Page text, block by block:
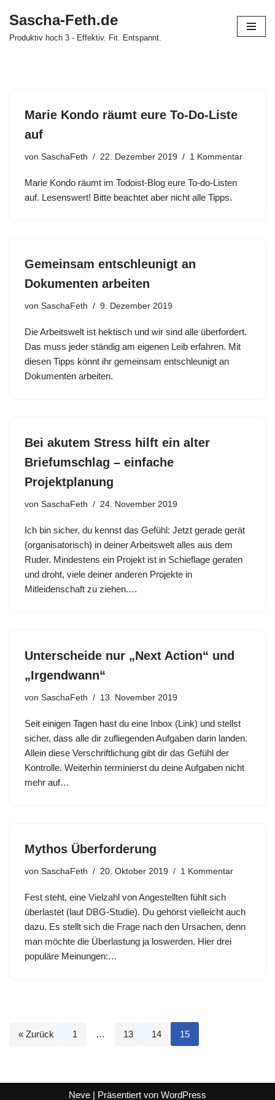
Zum
Sascha-Feth.de
Produktiv hoch 3 - Effektiv. Fit. Entspannt.
Marie Kondo räumt eure To-Do-Liste
auf
von SaschaFeth 22. Dezember 2019 1 Kommentar
Marie Kondo räumt im Todoist-Blog eure To-do-Listen
auf. Lesenswert! Bitte beachtet aber nicht alle Tipps.
Gemeinsam entschleunigt an
Dokumenten arbeiten
von SaschaFeth 9. Dezember 2019
Die Arbeitswelt ist hektisch und wir sind alle überfordert.
Das muss jeder ständig am eigenen Leib erfahren. Mit
diesen Tipps könnt ihr gemeinsam entschleunigt an
Dokumenten arbeiten.
Bei akutem Stress hilft ein alter
Briefumschlag – einfache
Projektplanung
von SaschaFeth 24. November 2019
Ich bin sicher, du kennst das Gefühl: Jetzt gerade gerät
(organisatorisch) in deiner Arbeitswelt alles aus dem
Ruder. Mindestens ein Projekt ist in Schieflage geraten
und droht, viele deiner anderen Projekte in
Mitleidenschaft zu ziehen.…
Unterscheide nur „Next Action“ und
„Irgendwann“
von SaschaFeth 13. November 2019
Seit einigen Tagen hast du eine Inbox (Link) und stellst
sicher, dass alle dir zufliegenden Aufgaben darin landen.
Allein diese Verschriftlichung gibt dir das Gefühl der
Kontrolle. Weiterhin terminierst du deine Aufgaben nicht
mehr auf…
Mythos Überforderung
von SaschaFeth 20. Oktober 2019 1 Kommentar
Fest steht, eine Vielzahl von Angestellten fühlt sich
überlastet (laut DBG-Studie). Du gehörst vielleicht auch
dazu. Es stellt sich die Frage nach den Ursachen, denn
man möchte die Überlastung ja loswerden. Hier drei
populäre Meinungen:…
« Zurück 1 … 13 14 15
Neve | Präsentiert von WordPress